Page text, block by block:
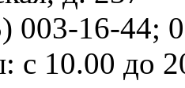
003-16-44;
с 10.00 до